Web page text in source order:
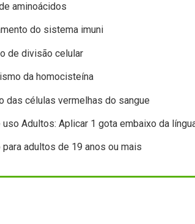
aminoácidos
do sistema imuni
de divisão celular
da homocisteína
das células vermelhas do sangue
uso Adultos: Aplicar 1 gota embaixo da
adultos de 19 anos ou mais